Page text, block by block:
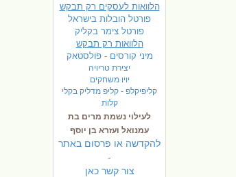
הלוואות לעסקים רק תבקש
פורטל הובלות בישראל
פורטל צימר בקליק
הלוואות רק תבקש
מיני קורסים - פולסטאק
יצירת טריויה
יויו משחקים
קליפיקלפ - קליפ מדליק בקלי
קלות
לעילוי נשמת מרים בת
עמנואל ועזרא בן יוסף
להקדשה או פרסום באתר
-
צור קשר כאן